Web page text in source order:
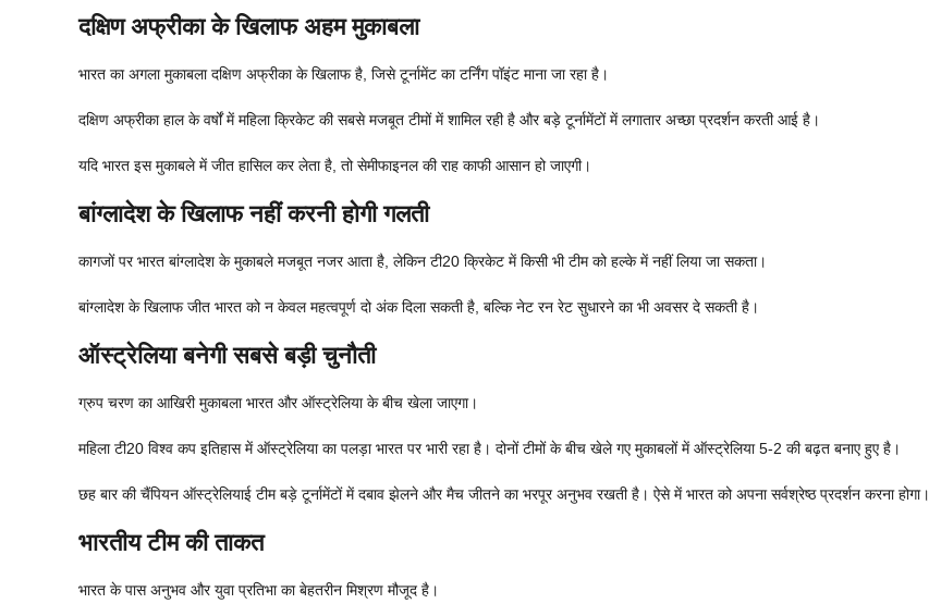
दक्षिण अफ्रीका के खिलाफ अहम मुकाबला
भारत का अगला मुकाबला दक्षिण अफ्रीका के खिलाफ है, जिसे टूर्नामेंट का टर्निंग पॉइंट माना जा रहा है।
दक्षिण अफ्रीका हाल के वर्षों में महिला क्रिकेट की सबसे मजबूत टीमों में शामिल रही है और बड़े टूर्नामेंटों में लगातार अच्छा प्रदर्शन करती आई है।
यदि भारत इस मुकाबले में जीत हासिल कर लेता है, तो सेमीफाइनल की राह काफी आसान हो जाएगी।
बांग्लादेश के खिलाफ नहीं करनी होगी गलती
कागजों पर भारत बांग्लादेश के मुकाबले मजबूत नजर आता है, लेकिन टी20 क्रिकेट में किसी भी टीम को हल्के में नहीं लिया जा सकता।
बांग्लादेश के खिलाफ जीत भारत को न केवल महत्वपूर्ण दो अंक दिला सकती है, बल्कि नेट रन रेट सुधारने का भी अवसर दे सकती है।
ऑस्ट्रेलिया बनेगी सबसे बड़ी चुनौती
ग्रुप चरण का आखिरी मुकाबला भारत और ऑस्ट्रेलिया के बीच खेला जाएगा।
महिला टी20 विश्व कप इतिहास में ऑस्ट्रेलिया का पलड़ा भारत पर भारी रहा है। दोनों टीमों के बीच खेले गए मुकाबलों में ऑस्ट्रेलिया 5-2 की बढ़त बनाए हुए है।
छह बार की चैंपियन ऑस्ट्रेलियाई टीम बड़े टूर्नामेंटों में दबाव झेलने और मैच जीतने का भरपूर अनुभव रखती है। ऐसे में भारत को अपना सर्वश्रेष्ठ प्रदर्शन करना होगा।
भारतीय टीम की ताकत
भारत के पास अनुभव और युवा प्रतिभा का बेहतरीन मिश्रण मौजूद है।